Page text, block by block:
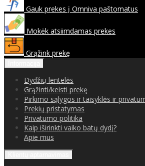
Gauk prekes į Omniva paštomatus
Mokėk atsiimdamas prekes
Grąžink prekę
Dydžių lentelės
Grąžinti/keisti prekę
Pirkimo sąlygos ir taisyklės ir
Prekių pristatymas
Privatumo politika
Kaip iširinkti vaiko batų dydį?
Apie mus